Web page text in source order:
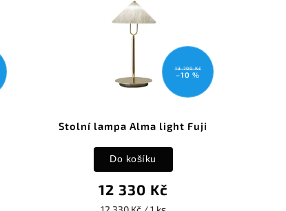
13 700 Kč
–10 %
Stolní lampa Alma light Fuji
12 330 Kč
Do košíku